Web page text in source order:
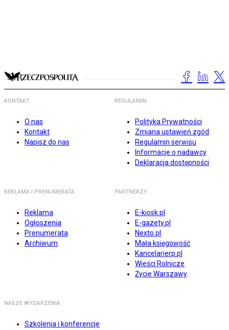
KONTAKT
O nas
Kontakt
Napisz do nas
REGULAMIN
Polityka Prywatności
Zmiana ustawień zgód
Regulamin serwisu
Informacje o nadawcy
Deklaracja dostępności
REKLAMA I PRENUMERATA
Reklama
Ogłoszenia
Prenumerata
Archiwum
PARTNERZY
E-kiosk.pl
E-gazety.pl
Nexto.pl
Mała księgowość
Kancelarierp.pl
Wieści Rolnicze
Życie Warszawy
NASZE WYDARZENIA
Szkolenia i konferencje